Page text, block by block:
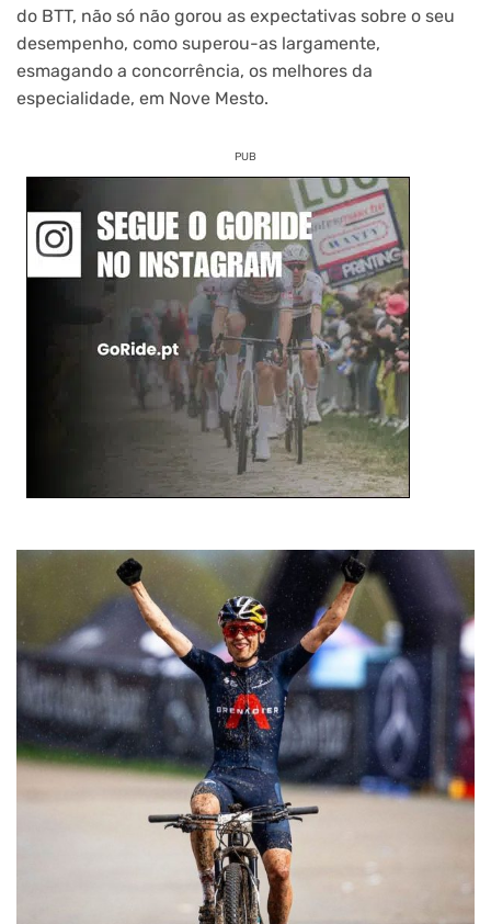
do BTT, não só não gorou as expectativas sobre o seu
desempenho, como superou-as largamente,
esmagando a concorrência, os melhores da
especialidade, em Nove Mesto.
PUB